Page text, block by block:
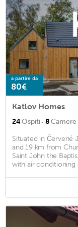
a partire da
80€
Katlov Homes
24Ospiti · 8Camere
Situated in Červené
and 19 km from
Saint John the
with air conditioning